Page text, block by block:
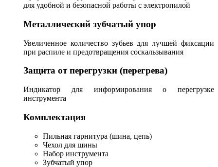
для удобной и безопасной работы с электропилой
Металлический зубчатый упор
Увеличенное количество зубьев для лучшей фиксации
при распиле и предотвращения соскальзывания
Защита от перегрузки (перегрева)
Индикатор для информирования о перегрузке
инструмента
Комплектация
Пильная гарнитура (шина, цепь)
Чехол для шины
Набор инструмента
Зубчатый упор